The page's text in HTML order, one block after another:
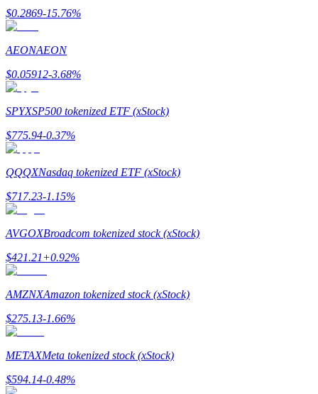
Przewodnik
Przewodnik dla początkujących dotyczący kontraktów futures
Strategie handlowe
Dowiedz się, jak zachować rentowność
$0.2869-15.76%
AEONAEON
$0.05912-3.68%
SPYXSP500 tokenized ETF (xStock)
$775.94-0.37%
QQQXNasdaq tokenized ETF (xStock)
$717.23-1.15%
AVGOXBroadcom tokenized stock (xStock)
$421.21+0.92%
AMZNXAmazon tokenized stock (xStock)
$275.13-1.66%
METAXMeta tokenized stock (xStock)
$594.14-0.48%